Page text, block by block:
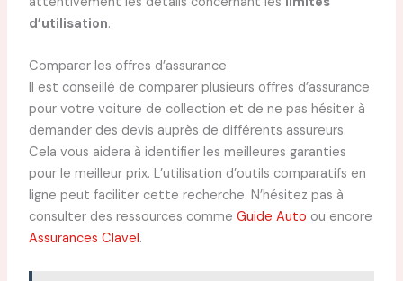
d’utilisation.
Comparer les offres d’assurance
Il est conseillé de comparer plusieurs offres d’assurance
pour votre voiture de collection et de ne pas hésiter à
demander des devis auprès de différents assureurs.
Cela vous aidera à identifier les meilleures garanties
pour le meilleur prix. L’utilisation d’outils comparatifs en
ligne peut faciliter cette recherche. N’hésitez pas à
consulter des ressources comme Guide Auto ou encore
Assurances Clavel.